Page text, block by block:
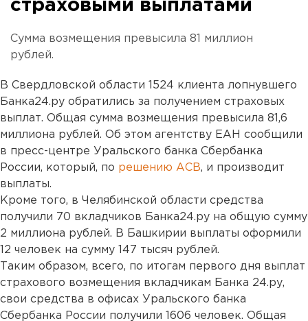
страховыми выплатами
Сумма возмещения превысила 81 миллион
рублей.
В Свердловской области 1524 клиента лопнувшего
Банка24.ру обратились за получением страховых
выплат. Общая сумма возмещения превысила 81,6
миллиона рублей. Об этом агентству ЕАН сообщили
в пресс-центре Уральского банка Сбербанка
России, который, по решению АСВ, и производит
выплаты.
Кроме того, в Челябинской области средства
получили 70 вкладчиков Банка24.ру на общую сумму
2 миллиона рублей. В Башкирии выплаты оформили
12 человек на сумму 147 тысяч рублей.
Таким образом, всего, по итогам первого дня выплат
страхового возмещения вкладчикам Банка 24.ру,
свои средства в офисах Уральского банка
Сбербанка России получили 1606 человек. Общая